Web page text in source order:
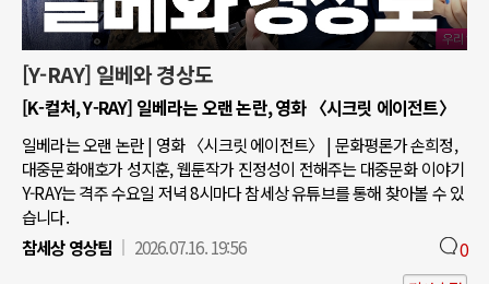
[Y-RAY] 일베와 경상도
[K-컬처, Y-RAY] 일베라는 오랜 논란, 영화 〈시크릿 에이전트〉
일베라는 오랜 논란 | 영화 〈시크릿 에이전트〉 | 문화평론가 손희정,
대중문화애호가 성지훈, 웹툰작가 진정성이 전해주는 대중문화 이야기
Y-RAY는 격주 수요일 저녁 8시마다 참세상 유튜브를 통해 찾아볼 수 있
습니다.
참세상 영상팀
2026.07.16. 19:56 0